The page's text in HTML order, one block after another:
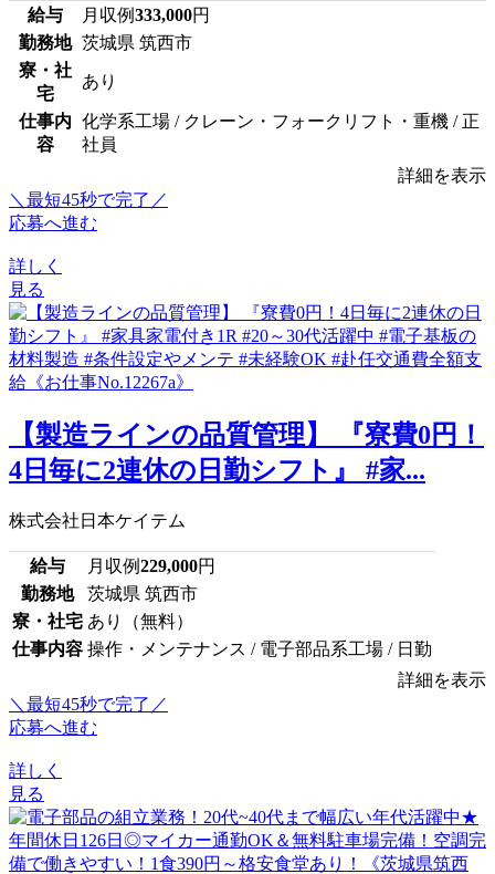
給与 月収例333,000円
勤務地 茨城県 筑西市
寮・社
宅
あり
仕事内
容
化学系工場 / クレーン・フォークリフト・重機 / 正
社員
詳細を表示
＼最短45秒で完了／
応募へ進む
詳しく
見る
【製造ラインの品質管理】 『寮費0円！
4日毎に2連休の日勤シフト』 #家...
株式会社日本ケイテム
給与 月収例229,000円
勤務地
茨城県 筑西市
寮・社宅 あり（無料）
仕事内容 操作・メンテナンス / 電子部品系工場 / 日勤
詳細を表示
＼最短45秒で完了／
応募へ進む
詳しく
見る